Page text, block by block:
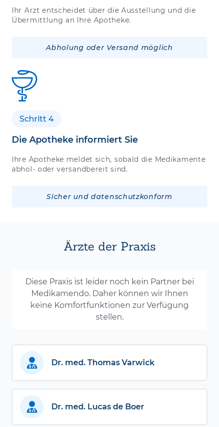
Ihr Arzt entscheidet über die Ausstellung und die
Übermittlung an Ihre Apotheke.
Abholung oder Versand möglich
Schritt 4
Die Apotheke informiert Sie
Ihre Apotheke meldet sich, sobald die Medikamente
abhol- oder versandbereit sind.
Sicher und datenschutzkonform
Ärzte der Praxis
Diese Praxis ist leider noch kein Partner bei
Medikamendo. Daher können wir Ihnen
keine Komfortfunktionen zur Verfügung
stellen.
Dr. med. Thomas Varwick
Dr. med. Lucas de Boer